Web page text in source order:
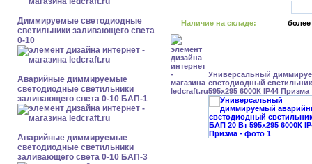
Диммируемые светодиодные
светильники заливающего света
0-10
Аварийные диммируемые
светодиодные светильники
заливающего света 0-10 БАП-1
Аварийные диммируемые
светодиодные светильники
заливающего света 0-10 БАП-3
Наличие на складе: более
Универсальный
светодиодный
595x295 6000К IP44 Призма